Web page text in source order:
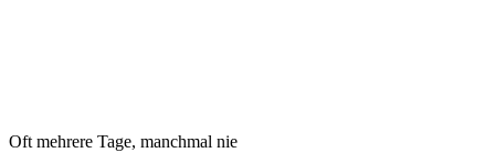
Oft mehrere Tage, manchmal nie